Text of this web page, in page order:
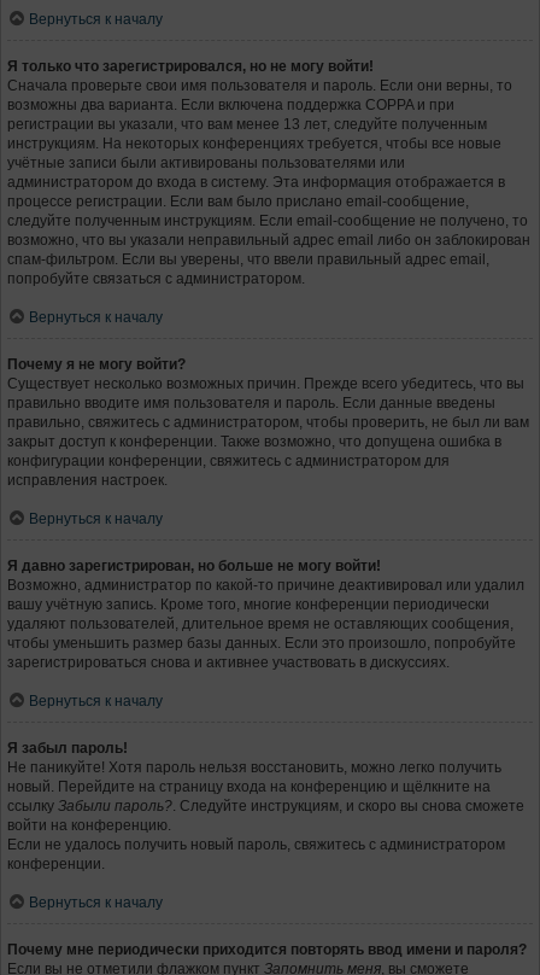
Вернуться к началу
Я только что зарегистрировался, но не могу войти!
Сначала проверьте свои имя пользователя и пароль. Если они верны, то
возможны два варианта. Если включена поддержка COPPA и при
регистрации вы указали, что вам менее 13 лет, следуйте полученным
инструкциям. На некоторых конференциях требуется, чтобы все новые
учётные записи были активированы пользователями или
администратором до входа в систему. Эта информация отображается в
процессе регистрации. Если вам было прислано email-сообщение,
следуйте полученным инструкциям. Если email-сообщение не получено, то
возможно, что вы указали неправильный адрес email либо он заблокирован
спам-фильтром. Если вы уверены, что ввели правильный адрес email,
попробуйте связаться с администратором.
Вернуться к началу
Почему я не могу войти?
Существует несколько возможных причин. Прежде всего убедитесь, что вы
правильно вводите имя пользователя и пароль. Если данные введены
правильно, свяжитесь с администратором, чтобы проверить, не был ли вам
закрыт доступ к конференции. Также возможно, что допущена ошибка в
конфигурации конференции, свяжитесь с администратором для
исправления настроек.
Вернуться к началу
Я давно зарегистрирован, но больше не могу войти!
Возможно, администратор по какой-то причине деактивировал или удалил
вашу учётную запись. Кроме того, многие конференции периодически
удаляют пользователей, длительное время не оставляющих сообщения,
чтобы уменьшить размер базы данных. Если это произошло, попробуйте
зарегистрироваться снова и активнее участвовать в дискуссиях.
Вернуться к началу
Я забыл пароль!
Не паникуйте! Хотя пароль нельзя восстановить, можно легко получить
новый. Перейдите на страницу входа на конференцию и щёлкните на
ссылку Забыли пароль?. Следуйте инструкциям, и скоро вы снова сможете
войти на конференцию.
Если не удалось получить новый пароль, свяжитесь с администратором
конференции.
Вернуться к началу
Почему мне периодически приходится повторять ввод имени и пароля?
Если вы не отметили флажком пункт Запомнить меня, вы сможете